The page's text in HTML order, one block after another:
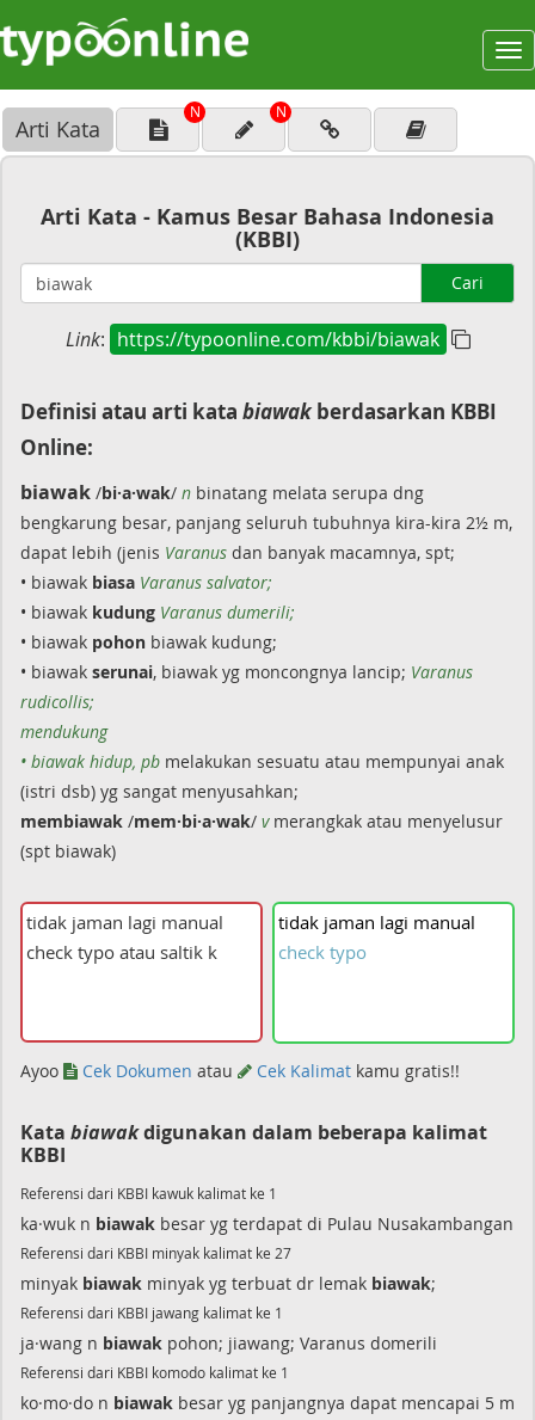
Arti Kata
N N
Arti Kata - Kamus Besar Bahasa Indonesia
(KBBI)
Cari
Link: https://typoonline.com/kbbi/biawak
Definisi atau arti kata biawakberdasarkan KBBI
Online:
biawak /bi·a·wak/ n binatang melata serupa dng
bengkarung besar, panjang seluruh tubuhnya kira-kira 2½ m,
dapat lebih (jenis Varanus dan banyak macamnya, spt;
• biawak biasa Varanus salvator;
• biawak kudung Varanus dumerili;
• biawak pohon biawak kudung;
• biawak serunai, biawak yg moncongnya lancip; Varanus
rudicollis;
mendukung
• biawak hidup, pb melakukan sesuatu atau mempunyai anak
(istri dsb) yg sangat menyusahkan;
membiawak /mem·bi·a·wak/ vmerangkak atau menyelusur
(spt biawak)
tidak jaman lagi manual
check typo
Ayoo Cek Dokumen atau Cek Kalimat kamu gratis!!
Kata biawakdigunakan dalam beberapa kalimat
KBBI
Referensi dari KBBI kawuk kalimat ke 1
ka·wuk n biawak besar yg terdapat di Pulau Nusakambangan
Referensi dari KBBI minyak kalimat ke 27
minyak biawak minyak yg terbuat dr lemak biawak;
Referensi dari KBBI jawang kalimat ke 1
ja·wang n biawak pohon; jiawang; Varanus domerili
Referensi dari KBBI komodo kalimat ke 1
ko·mo·do n biawak besar yg panjangnya dapat mencapai 5 m